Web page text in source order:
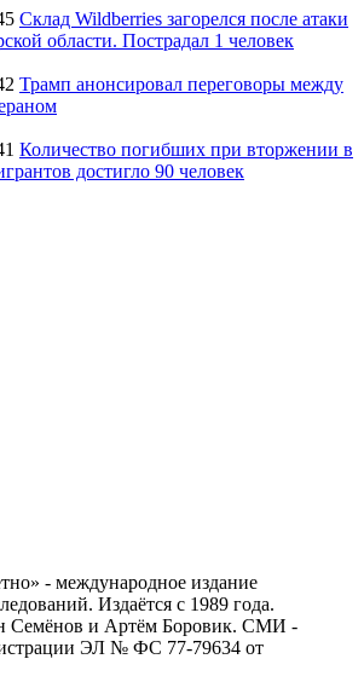
Склад Wildberries загорелся после атаки
области. Пострадал 1 человек
Трамп анонсировал переговоры между
Количество погибших при вторжении в
достигло 90 человек
- международное издание
Издаётся с 1989 года.
Семёнов и Артём Боровик. CМИ -
ЭЛ № ФС 77-79634 от